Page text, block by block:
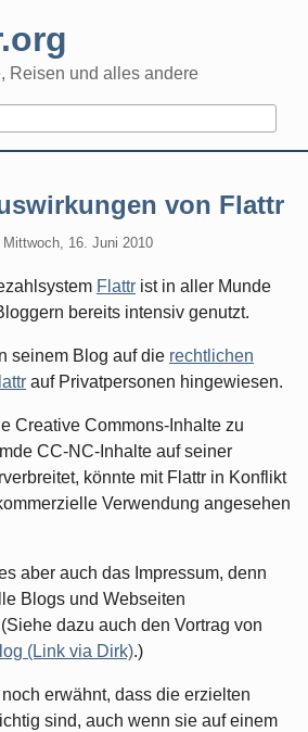
Reisen und alles andere
von Flattr
Mittwoch, 16. Juni 2010
Flattr ist in aller Munde
bereits intensiv genutzt.
seinem Blog auf die rechtlichen
auf Privatpersonen hingewiesen.
Creative Commons-Inhalte zu
CC-NC-Inhalte auf seiner
könnte mit Flattr in Konflikt
Verwendung angesehen
aber auch das Impressum, denn
Blogs und Webseiten
dazu auch den Vortrag von
(Link via Dirk).)
erwähnt, dass die erzielten
sind, auch wenn sie auf einem